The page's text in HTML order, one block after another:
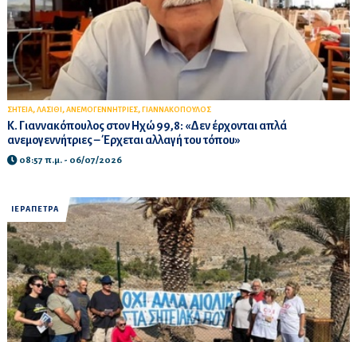
ΣΗΤΕΙΑ, ΛΑΣΙΘΙ , ΑΝΕΜΟΓΕΝΝΗΤΡΙΕΣ, ΓΙΑΝΝΑΚΟΠΟΥΛΟΣ
Κ. Γιαννακόπουλος στον Ηχώ 99,8: «Δεν έρχονται απλά
ανεμογεννήτριες – Έρχεται αλλαγή του τόπου»
08:57 π.μ. - 06/07/2026
ΙΕΡΑΠΕΤΡΑ